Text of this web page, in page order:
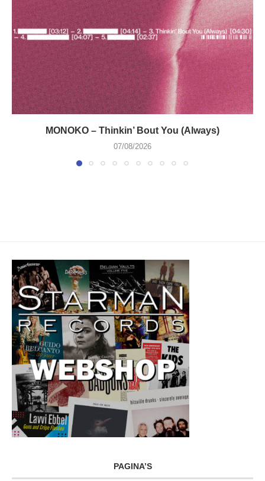
MONOKO – Thinkin’ Bout You (Always)
07/08/2026
PAGINA’S